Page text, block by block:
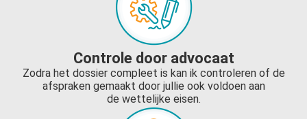
Controle door advocaat
Zodra het dossier compleet is kan ik controleren of de
afspraken gemaakt door jullie ook voldoen aan
de wettelijke eisen.